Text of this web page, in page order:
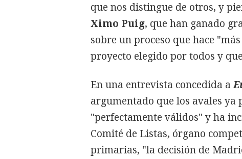
que nos distingue de otros, y
Ximo Puig, que han ganado
sobre un proceso que hace
proyecto elegido por todos y
En una entrevista concedida a
argumentado que los avales
"perfectamente válidos" y ha
Comité de Listas, órgano
primarias, "la decisión de